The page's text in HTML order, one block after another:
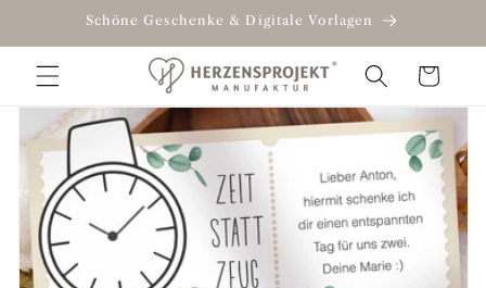
Inhalt
Schöne Geschenke & Digitale Vorlagen
Warenkorb